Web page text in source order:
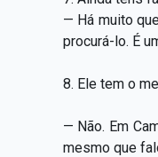
— Há muito
procurá-lo. É
8. Ele tem o
— Não. Em
mesmo que